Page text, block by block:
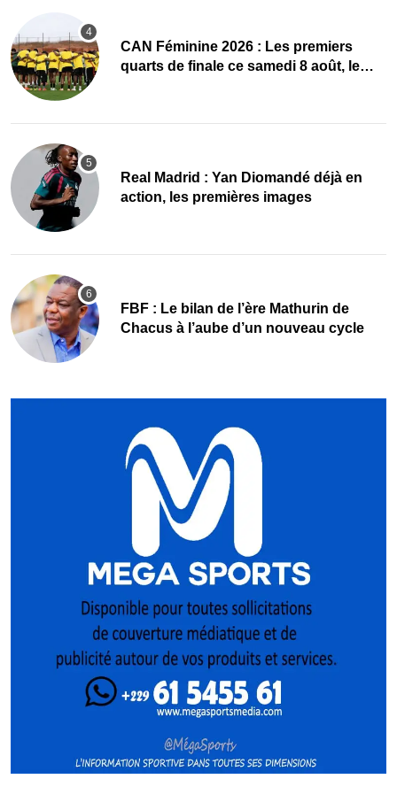
CAN Féminine 2026 : Les premiers
quarts de finale ce samedi 8 août, le
Real Madrid : Yan Diomandé déjà en
action, les premières images
FBF : Le bilan de l’ère Mathurin de
Chacus à l’aube d’un nouveau cycle